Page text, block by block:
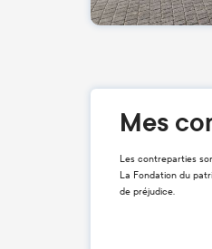
Mes
Les contreparties
La Fondation du
de préjudice.